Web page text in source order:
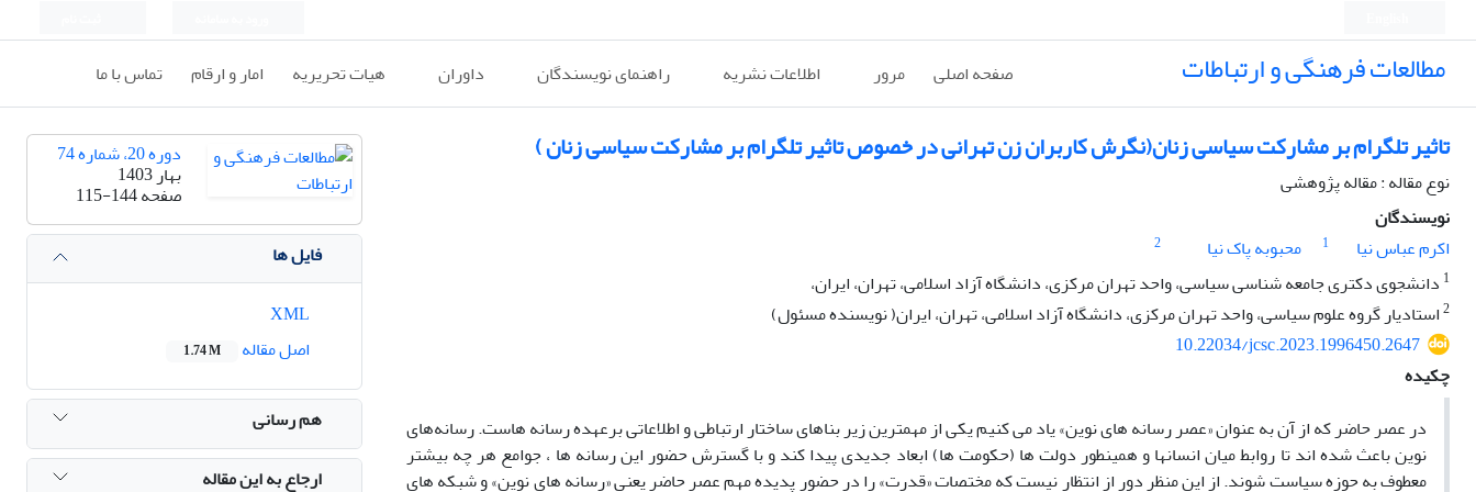
مطالعات فرهنگی و ارتباطات صفحه اصلی مرور اطلاعات نشریه راهنمای نویسندگان داوران هیات تحریریه امار و ارقام تماس با ما
تاثیر تلگرام بر مشارکت سیاسی زنان(نگرش کاربران زن تهرانی در خصوص تاثیر تلگرام بر مشارکت سیاسی زنان )
نوع مقاله : مقاله پژوهشی
نویسندگان
اکرم عباس نیا
1 محبوبه پاک نیا
2
1 دانشجوی دکتری جامعه شناسی سیاسی، واحد تهران مرکزی، دانشگاه آزاد اسلامی، تهران، ایران،
2استادیار گروه علوم سیاسی، واحد تهران مرکزی، دانشگاه آزاد اسلامی، تهران، ایران( نویسنده مسئول)
10.22034/jcsc.2023.1996450.2647
چکیده
در عصر حاضر که از آن به عنوان «عصر رسانه های نوین» یاد می کنیم یکی از مهمترین زیر بناهای ساختار ارتباطی و اطلاعاتی برعهده رسانه هاست. رسانه‌های
نوین باعث شده اند تا روابط میان انسانها و همینطور دولت ها (حکومت ها) ابعاد جدیدی پیدا کند و با گسترش حضور این رسانه ها ، جوامع هر چه بیشتر
معطوف به حوزه سیاست شوند. از این منظر دور از انتظار نیست که مختصات «قدرت» را در حضور پدیده مهم عصر حاضر یعنی «رسانه های نوین» و شبکه های
دوره 20، شماره 74
بهار 1403
صفحه115-144
فایل ها
اصل مقاله
1.74 M
هم رسانی
ارجاع به این مقاله